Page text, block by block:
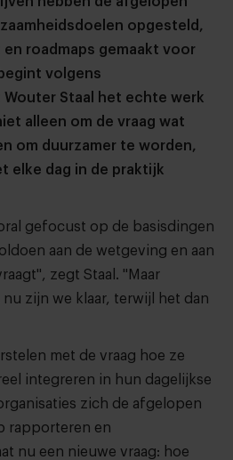
opgesteld,
roadmaps gemaakt voor
volgens
Staal het echte werk
alleen om de vraag wat
om duurzamer te worden,
elke dag in de praktijk
gefocust op de basisdingen
aan de wetgeving en aan
zegt Staal. "Maar
zijn we klaar, terwijl het dan
met de vraag hoe ze
integreren in hun dagelijkse
zich de afgelopen
rapporteren en
nu een nieuwe vraag: hoe